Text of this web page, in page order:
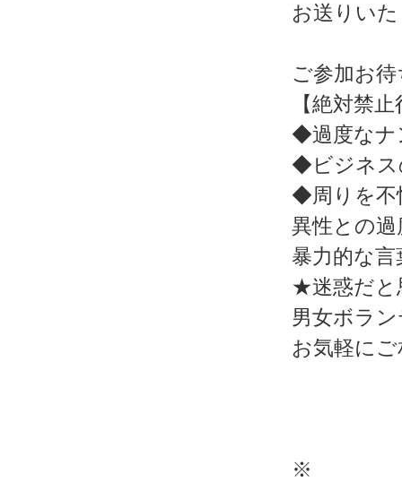
お送りい
ご参加お
【絶対禁
◆過度なナ
◆ビジネス
◆周りを不
異性との
暴力的な
★迷惑だと
男女ボラ
お気軽に
※